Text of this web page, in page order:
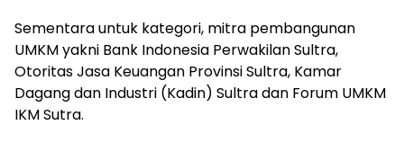
Sementara untuk kategori, mitra pembangunan
UMKM yakni Bank Indonesia Perwakilan Sultra,
Otoritas Jasa Keuangan Provinsi Sultra, Kamar
Dagang dan Industri (Kadin) Sultra dan Forum UMKM
IKM Sutra.